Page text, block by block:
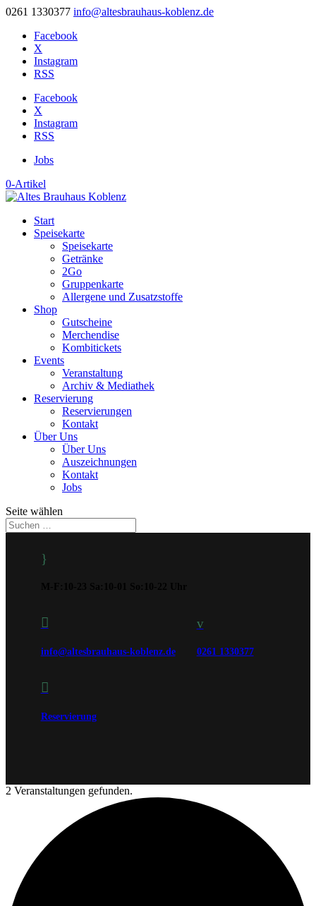
0261 1330377 info@altesbrauhaus-koblenz.de
Facebook
X
Instagram
RSS
Facebook
X
Instagram
RSS
Jobs
0-Artikel
Start
Speisekarte
Speisekarte
Getränke
2Go
Gruppenkarte
Allergene und Zusatzstoffe
Shop
Gutscheine
Merchendise
Kombitickets
Events
Veranstaltung
Archiv & Mediathek
Reservierung
Reservierungen
Kontakt
Über Uns
Über Uns
Auszeichnungen
Kontakt
Jobs
Seite wählen
}

info@altesbrauhaus-koblenz.de
v
0261 1330377

Reservierung
2 Veranstaltungen gefunden.